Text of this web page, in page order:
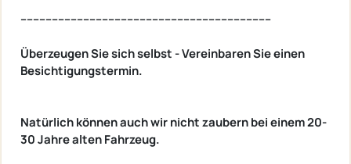
--------------------------------------------------------------------------------
Überzeugen Sie sich selbst - Vereinbaren Sie einen
Besichtigungstermin.
Natürlich können auch wir nicht zaubern bei einem 20-
30 Jahre alten Fahrzeug.